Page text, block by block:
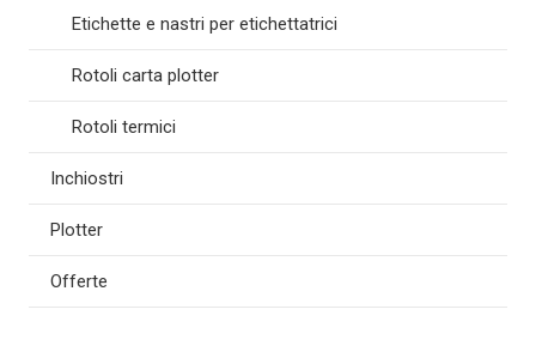
Etichette e nastri per etichettatrici
Rotoli carta plotter
Rotoli termici
Inchiostri
Plotter
Offerte